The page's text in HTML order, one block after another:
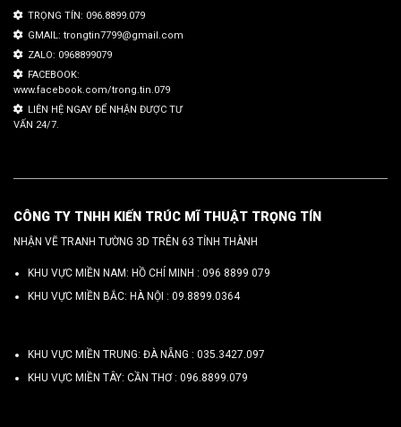
TRỌNG TÍN: 096.8899.079
GMAIL: trongtin7799@gmail.com
ZALO: 0968899079
FACEBOOK:
www.facebook.com/trong.tin.079
LIÊN HỆ NGAY ĐỂ NHẬN ĐƯỢC TƯ
VẤN 24/7.
CÔNG TY TNHH KIẾN TRÚC MĨ THUẬT TRỌNG TÍN
NHẬN VẼ TRANH TƯỜNG 3D TRÊN 63 TỈNH THÀNH
KHU VỰC MIỀN NAM: HỒ CHÍ MINH : 096 8899 079
KHU VỰC MIỀN BẮC: HÀ NỘI : 09.8899.0364
KHU VỰC MIỀN TRUNG: ĐÀ NẴNG : 035.3427.097
KHU VỰC MIỀN TÂY: CẦN THƠ : 096.8899.079